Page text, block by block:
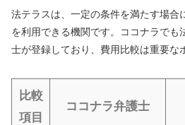
法テラスは、一定の条件を満たす場合
を利用できる機関です。ココナラでも
士が登録しており、費用比較は重要な
比較
項目
ココナラ弁護士